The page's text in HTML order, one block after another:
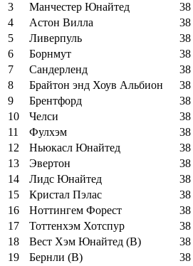
3
Манчестер Юнайтед 38
4
Астон Вилла 38
5
Ливерпуль 38
6
Борнмут 38
7
Сандерленд 38
8
Брайтон энд Хоув Альбион 38
9
Брентфорд 38
10
Челси 38
11
Фулхэм 38
12
Ньюкасл Юнайтед 38
13
Эвертон 38
14
Лидс Юнайтед 38
15
Кристал Пэлас 38
16
Ноттингем Форест 38
17
Тоттенхэм Хотспур 38
18
Вест Хэм Юнайтед (В) 38
19
Бернли (В) 38